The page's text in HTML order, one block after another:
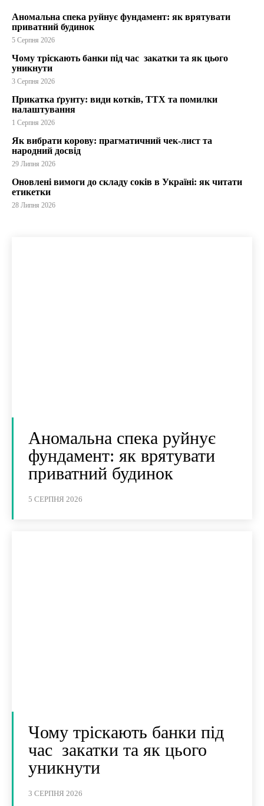
Аномальна спека руйнує фундамент: як врятувати
приватний будинок
5 Серпня 2026
Чому тріскають банки під час закатки та як цього
уникнути
3 Серпня 2026
Прикатка ґрунту: види котків, ТТХ та помилки
налаштування
1 Серпня 2026
Як вибрати корову: прагматичний чек-лист та
народний досвід
29 Липня 2026
Оновлені вимоги до складу соків в Україні: як читати
етикетки
28 Липня 2026
Аномальна спека руйнує
фундамент: як врятувати
приватний будинок
5 СЕРПНЯ 2026
Чому тріскають банки під
час закатки та як цього
уникнути
3 СЕРПНЯ 2026